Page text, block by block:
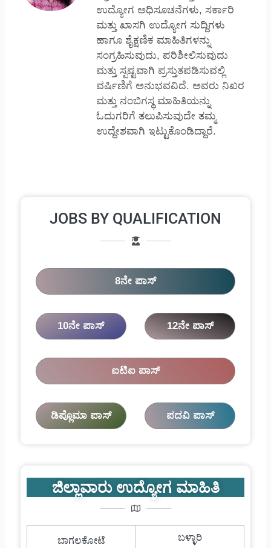
ಉದ್ಯೋಗ ಅಧಿಸೂಚನೆಗಳು, ಸರ್ಕಾರಿ
ಮತ್ತು ಖಾಸಗಿ ಉದ್ಯೋಗ ಸುದ್ದಿಗಳು
ಹಾಗೂ ಶೈಕ್ಷಣಿಕ ಮಾಹಿತಿಗಳನ್ನು
ಸಂಗ್ರಹಿಸುವುದು, ಪರಿಶೀಲಿಸುವುದು
ಮತ್ತು ಸ್ಪಷ್ಟವಾಗಿ ಪ್ರಸ್ತುತಪಡಿಸುವಲ್ಲಿ
ವರ್ಷಿಣಿಗೆ ಅನುಭವವಿದೆ. ಅವರು ನಿಖರ
ಮತ್ತು ನಂಬಿಗಸ್ಥ ಮಾಹಿತಿಯನ್ನು
ಓದುಗರಿಗೆ ತಲುಪಿಸುವುದೇ ತಮ್ಮ
ಉದ್ದೇಶವಾಗಿ ಇಟ್ಟುಕೊಂಡಿದ್ದಾರೆ.
JOBS BY QUALIFICATION
8ನೇ ಪಾಸ್
10ನೇ ಪಾಸ್ 12ನೇ ಪಾಸ್
ಐಟಿಐ ಪಾಸ್
ಡಿಪ್ಲೊಮಾ ಪಾಸ್ ಪದವಿ ಪಾಸ್
ಜಿಲ್ಲಾವಾರು ಉದ್ಯೋಗ ಮಾಹಿತಿ
ಬಾಗಲಕೋಟೆ ಬಳ್ಳಾರಿ